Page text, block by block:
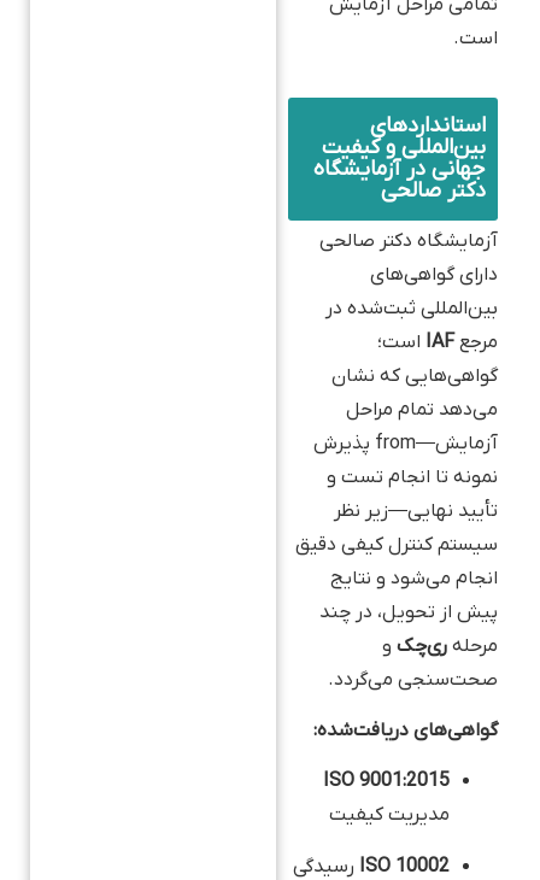
تمامی مراحل آزمایش
است.
استانداردهای
بین‌المللی و کیفیت
جهانی در آزمایشگاه
دکتر صالحی
آزمایشگاه دکتر صالحی
دارای گواهی‌های
بین‌المللی ثبت‌شده در
مرجعIAF است؛
گواهی‌هایی که نشان
می‌دهد تمام مراحل
آزمایش—from پذیرش
نمونه تا انجام تست و
تأیید نهایی—زیر نظر
سیستم کنترل کیفی دقیق
انجام می‌شود و نتایج
پیش از تحویل، در چند
مرحله ری‌چک و
صحت‌سنجی می‌گردد.
گواهی‌های دریافت‌شده:
ISO 9001:2015
مدیریت کیفیت
ISO 10002 رسیدگی